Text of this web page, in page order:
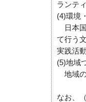
ランテ
(4)環境
日本国
て行う
実践活
(5)地域
地域の
なお、